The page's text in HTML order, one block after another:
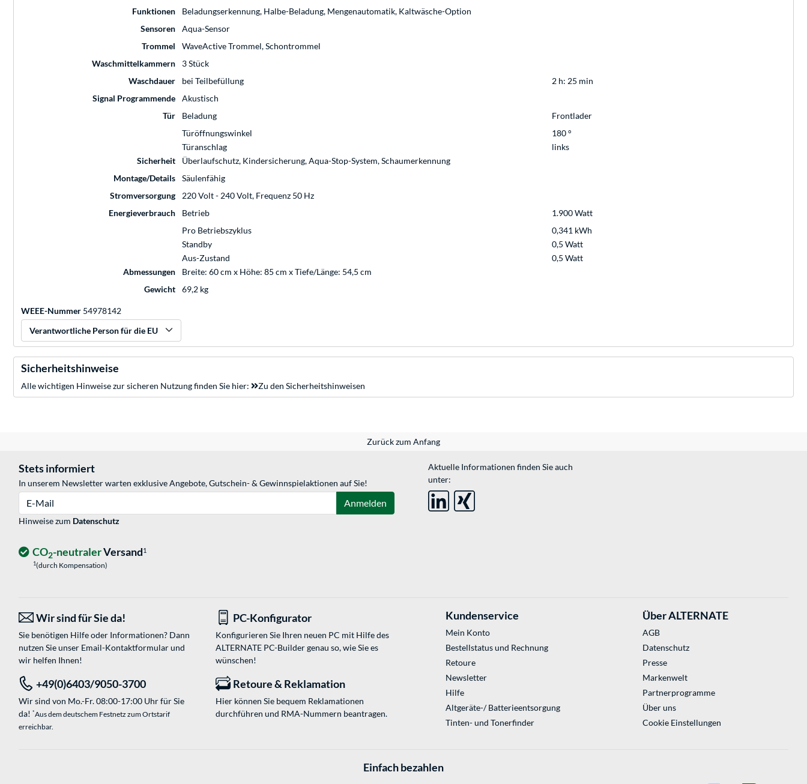
Funktionen
Beladungserkennung, Halbe-Beladung, Mengenautomatik, Kaltwäsche-Option
Sensoren
Aqua-Sensor
Trommel
WaveActive Trommel, Schontrommel
Waschmittelkammern
3 Stück
Waschdauer
bei Teilbefüllung
2 h: 25 min
Signal Programmende
Akustisch
Tür
Beladung
Frontlader
Türöffnungswinkel
180 °
Türanschlag
links
Sicherheit
Überlaufschutz, Kindersicherung, Aqua-Stop-System, Schaumerkennung
Montage/Details
Säulenfähig
Stromversorgung
220 Volt - 240 Volt, Frequenz 50 Hz
Energieverbrauch
Betrieb
1.900 Watt
Pro Betriebszyklus
0,341 kWh
Standby
0,5 Watt
Aus-Zustand
0,5 Watt
Abmessungen
Breite: 60 cm x Höhe: 85 cm x Tiefe/Länge: 54,5 cm
Gewicht
69,2 kg
WEEE-Nummer 54978142
Verantwortliche Person für die EU
Sicherheitshinweise
Alle wichtigen Hinweise zur sicheren Nutzung finden Sie hier: Zu den Sicherheitshinweisen
Zurück zum Anfang
Stets informiert
In unserem Newsletter warten exklusive Angebote, Gutschein- & Gewinnspielaktionen auf Sie!
Anmelden
Hinweise zum Datenschutz
Aktuelle Informationen finden Sie auch
unter:
CO2-neutralerVersand1
1(durch Kompensation)
Wir sind für Sie da!
Sie benötigen Hilfe oder Informationen? Dann
nutzen Sie unser Email-Kontaktformularund
wir helfen Ihnen!
PC-Konfigurator
Konfigurieren Sie Ihren neuen PC mit Hilfe des
ALTERNATE PC-Builder genau so, wie Sie es
wünschen!
+49(0)6403/9050-3700
Wir sind von Mo.-Fr. 08:00-17:00 Uhr für Sie
da! *Aus dem deutschem Festnetz zum Ortstarif
erreichbar.
Retoure & Reklamation
Hier können Sie bequem Reklamationen
durchführen und RMA-Nummern beantragen.
Kundenservice
Mein Konto
Bestellstatus und Rechnung
Retoure
Newsletter
Hilfe
Altgeräte-/ Batterieentsorgung
Tinten- und Tonerfinder
Über ALTERNATE
AGB
Datenschutz
Presse
Markenwelt
Partnerprogramme
Über uns
Cookie Einstellungen
Einfach bezahlen